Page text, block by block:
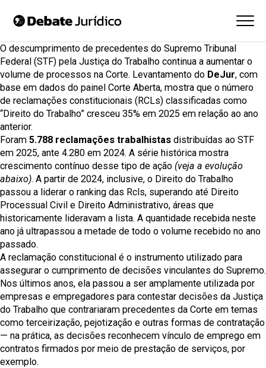
O descumprimento de precedentes do Supremo Tribunal
Federal (STF) pela Justiça do Trabalho continua a aumentar o
volume de processos na Corte. Levantamento do DeJur, com
base em dados do painel Corte Aberta, mostra que o número
de reclamações constitucionais (RCLs) classificadas como
“Direito do Trabalho” cresceu 35% em 2025 em relação ao ano
anterior.
Foram 5.788 reclamações trabalhistas distribuídas ao STF
em 2025, ante 4.280 em 2024. A série histórica mostra
crescimento contínuo desse tipo de ação (veja a evolução
abaixo). A partir de 2024, inclusive, o Direito do Trabalho
passou a liderar o ranking das Rcls, superando até Direito
Processual Civil e Direito Administrativo, áreas que
historicamente lideravam a lista. A quantidade recebida neste
ano já ultrapassou a metade de todo o volume recebido no ano
passado.
A reclamação constitucional é o instrumento utilizado para
assegurar o cumprimento de decisões vinculantes do Supremo.
Nos últimos anos, ela passou a ser amplamente utilizada por
empresas e empregadores para contestar decisões da Justiça
do Trabalho que contrariaram precedentes da Corte em temas
como terceirização, pejotização e outras formas de contratação
— na prática, as decisões reconhecem vínculo de emprego em
contratos firmados por meio de prestação de serviços, por
exemplo.